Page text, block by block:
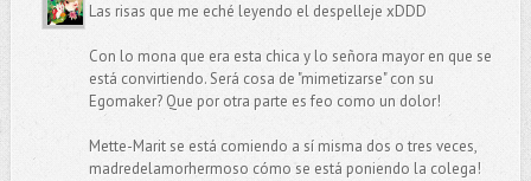
Las risas que me eché leyendo el despelleje xDDD
Con lo mona que era esta chica y lo señora mayor en que se
está convirtiendo. Será cosa de "mimetizarse" con su
Egomaker? Que por otra parte es feo como un dolor!
Mette-Marit se está comiendo a sí misma dos o tres veces,
madredelamorhermoso cómo se está poniendo la colega!